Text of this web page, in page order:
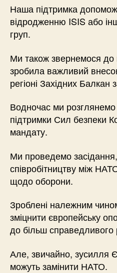
Наша підтримка
відродженню ISIS або
груп.
Ми також звернемося до
зробила важливий
регіоні Західних Балкан
Водночас ми розглянемо
підтримки Сил безпеки
мандату.
Ми проведемо
співробітництву між
щодо оборони.
Зроблені належним
зміцнити європейську
до більш справедливого
Але, звичайно, зусилля
можуть замінити НАТО.